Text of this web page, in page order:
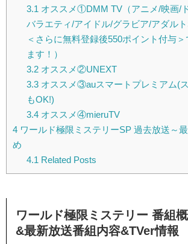
3.1 オススメ①DMM TV（アニメ/映画/
バラエティ/アイドル/グラビア/アダル
＜さらに無料登録後550ポイント付与
ます！）
3.2オススメ②UNEXT
3.3オススメ③auスマートプレミアム(
もOK!)
3.4オススメ④mieruTV
4 ワールド極限ミステリーSP 過去放送～
め
4.1 Related Posts
ワールド極限ミステリー 番組
&最新放送番組内容&TVer情報